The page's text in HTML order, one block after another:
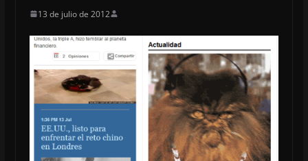
13 de julio de 2012